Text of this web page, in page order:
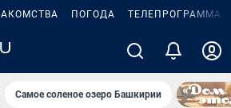
ПОГОДА ТЕЛЕПРОГРАММА
Самое соленое озеро Башкирии